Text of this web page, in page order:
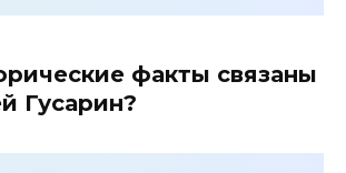
факты связаны
Гусарин?